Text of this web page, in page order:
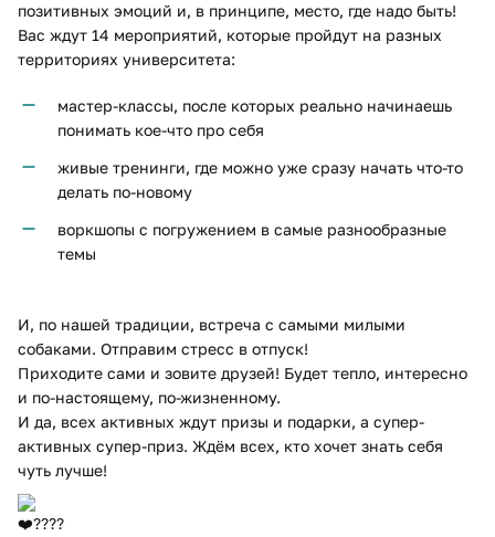
позитивных эмоций и, в принципе, место, где надо быть!
Вас ждут 14 мероприятий, которые пройдут на разных
территориях университета:
мастер-классы, после которых реально начинаешь
понимать кое-что про себя
живые тренинги, где можно уже сразу начать что-то
делать по-новому
воркшопы с погружением в самые разнообразные
темы
И, по нашей традиции, встреча с самыми милыми
собаками. Отправим стресс в отпуск!
Приходите сами и зовите друзей! Будет тепло, интересно
и по-настоящему, по-жизненному.
И да, всех активных ждут призы и подарки, а супер-
активных супер-приз. Ждём всех, кто хочет знать себя
чуть лучше!